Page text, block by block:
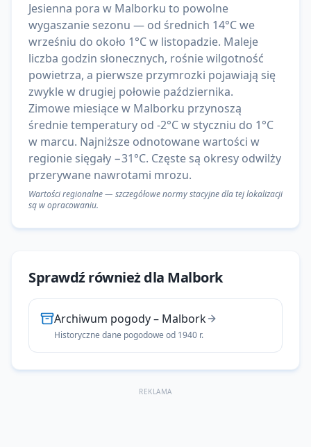
Jesienna pora w Malborku to powolne
wygaszanie sezonu — od średnich 14°C we
wrześniu do około 1°C w listopadzie. Maleje
liczba godzin słonecznych, rośnie wilgotność
powietrza, a pierwsze przymrozki pojawiają się
zwykle w drugiej połowie października.
Zimowe miesiące w Malborku przynoszą
średnie temperatury od -2°C w styczniu do 1°C
w marcu. Najniższe odnotowane wartości w
regionie sięgały −31°C. Częste są okresy odwilży
przerywane nawrotami mrozu.
Wartości regionalne — szczegółowe normy stacyjne dla tej lokalizacji
są w opracowaniu.
Sprawdź również dla Malbork
Archiwum pogody– Malbork
Historyczne dane pogodowe od 1940 r.
REKLAMA